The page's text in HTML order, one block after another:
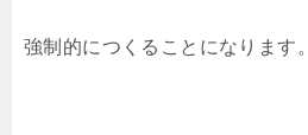
強制的につくることになります。